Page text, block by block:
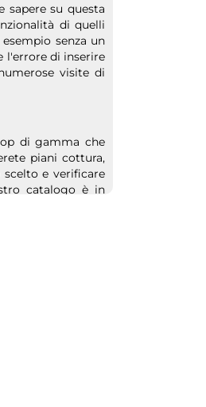
sapere su questa
di quelli
senza un
l'errore di inserire
visite di
di gamma che
piani cottura,
e verificare
catalogo è in